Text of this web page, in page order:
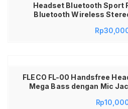
Headset Bluetooth Sport
Bluetooth Wireless
Rp
FLECO FL-00 Handsfree
Mega Bass dengan Mic
Headphone Musik Gaming
Rp